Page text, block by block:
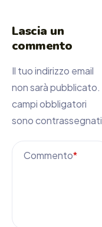
Lascia un
commento
Il tuo indirizzo email
non sarà pubblicato.
campi obbligatori
sono contrassegnati
Commento*